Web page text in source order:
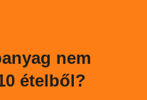
nem
ételből?